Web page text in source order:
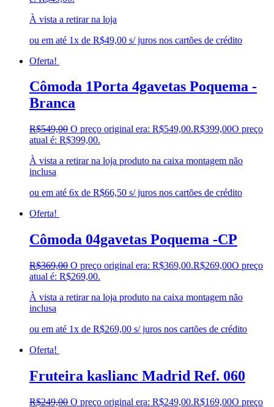
À vista a retirar na loja
ou em até 1x de R$49,00 s/ juros nos cartões de crédito
Oferta!
Cômoda 1Porta 4gavetas Poquema -
Branca
R$549,00 O preço original era: R$549,00.R$399,00O preço
atual é: R$399,00.
À vista a retirar na loja produto na caixa montagem não
inclusa
ou em até 6x de R$66,50 s/ juros nos cartões de crédito
Oferta!
Cômoda 04gavetas Poquema -CP
R$369,00 O preço original era: R$369,00.R$269,00O preço
atual é: R$269,00.
À vista a retirar na loja produto na caixa montagem não
inclusa
ou em até 1x de R$269,00 s/ juros nos cartões de crédito
Oferta!
Fruteira kaslianc Madrid Ref. 060
R$249,00 O preço original era: R$249,00.R$169,00O preço